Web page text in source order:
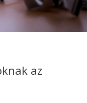
az